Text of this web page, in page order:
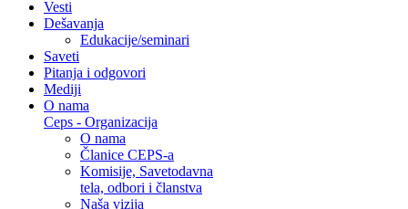
Vesti
Dešavanja
Edukacije/seminari
Saveti
Pitanja i odgovori
Mediji
O nama
Ceps - Organizacija
O nama
Članice CEPS-a
Komisije, Savetodavna
tela, odbori i članstva
Naša vizija